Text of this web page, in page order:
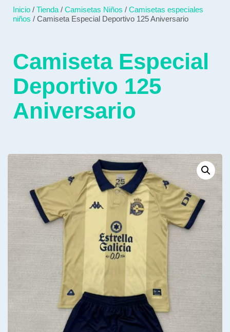
Inicio / Tienda / Camisetas Niños / Camisetas especiales
niños / Camiseta Especial Deportivo 125 Aniversario
Camiseta Especial
Deportivo 125
Aniversario